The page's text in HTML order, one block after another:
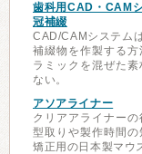
歯科用CAD・CAM
冠補綴
CAD/CAMシステム
補綴物を作製する
ラミックを混ぜた
ない。
アソアライナー
クリアアライナー
型取りや製作時間
矯正用の日本製マウ